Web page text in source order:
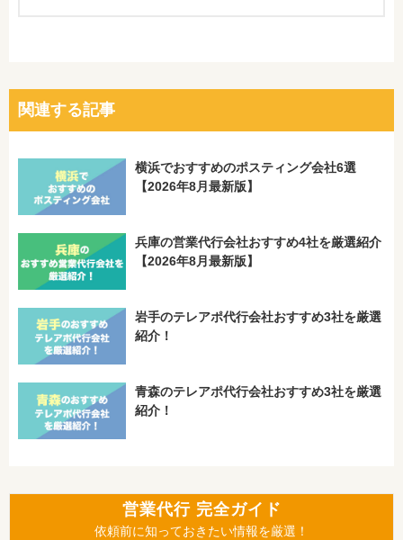
関連する記事
横浜でおすすめのポスティング会社6選
【2026年8月最新版】
兵庫の営業代行会社おすすめ4社を厳選紹介
【2026年8月最新版】
岩手のテレアポ代行会社おすすめ3社を厳選
紹介！
青森のテレアポ代行会社おすすめ3社を厳選
紹介！
営業代行 完全ガイド
依頼前に知っておきたい情報を厳選！